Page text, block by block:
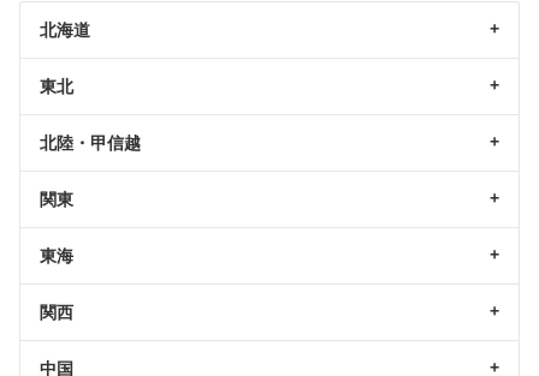
北海道
東北
北陸・甲信越
関東
東海
関西
中国